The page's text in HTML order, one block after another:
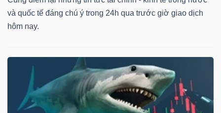
và quốc tế đáng chú ý trong 24h qua trước giờ giao dịch
hôm nay.